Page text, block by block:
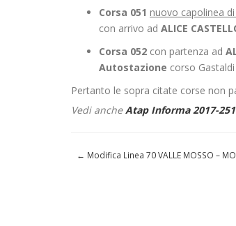
Corsa 051 nuovo capolinea
con arrivo ad ALICE
Corsa 052 con partenza ad
Autostazione corso
Pertanto le sopra citate corse non
Vedi ancheAtap Informa 2017-251
← Modifica Linea 70 VALLE MOSSO –